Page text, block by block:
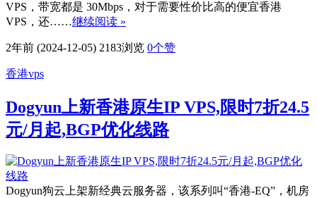
VPS，带宽都是 30Mbps，对于需要性价比高的便宜香港
VPS，还……继续阅读 »
2年前 (2024-12-05) 2183浏览 0个赞
香港vps
Dogyun上新香港原生IP VPS,限时7折24.5
元/月起,BGP优化线路
Dogyun狗云上架新经典云服务器，该系列叫“香港-EQ”，机房